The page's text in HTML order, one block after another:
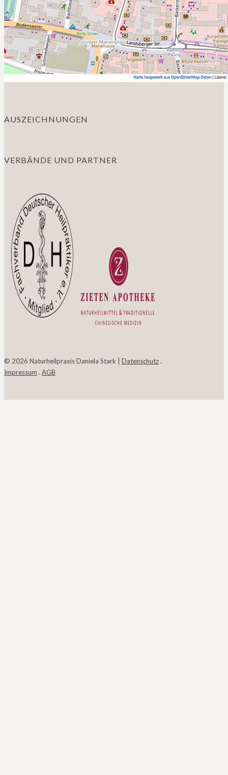
AUSZEICHNUNGEN
VERBÄNDE UND PARTNER
© 2026 Naturheilpraxis Daniela Stark | Datenschutz.
Impressum . AGB